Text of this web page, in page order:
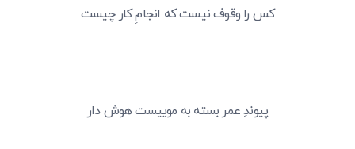
کس را وقوف نیست که انجامِ کار چیست
پیوندِ عمر بسته به موییست هوش دار